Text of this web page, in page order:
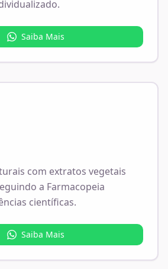
Saiba Mais
com extratos vegetais
a Farmacopeia
científicas.
Saiba Mais